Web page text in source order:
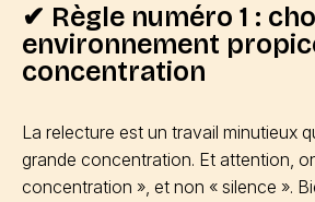
✔ Règle numéro 1 :
environnement
concentration
La relecture est un travail minutieux
grande concentration. Et attention,
concentration », et non « silence ».